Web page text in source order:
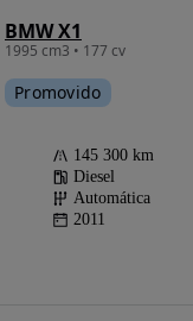
BMW X1
1995 cm3 • 177 cv
Promovido
145 300 km
Diesel
Automática
2011